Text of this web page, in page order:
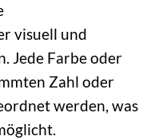
visuell und
Jede Farbe oder
Zahl oder
werden, was